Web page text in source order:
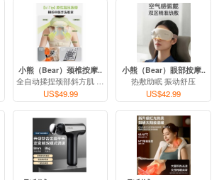
1 2 3 4 5
小熊（Bear）颈椎按摩..
全自动揉捏颈部斜方肌 热..
US$49.99
小熊（Bear）眼部按摩..
热敷助眠 振动舒压
US$42.99